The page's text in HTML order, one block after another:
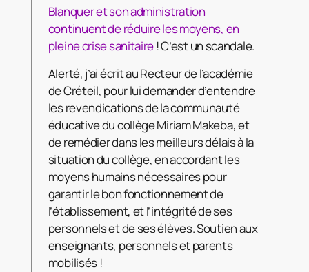
Blanquer et son administration
continuent de réduire les moyens, en
pleine crise sanitaire ! C’est un scandale.
Alerté, j’ai écrit au Recteur de l’académie
de Créteil, pour lui demander d’entendre
les revendications de la communauté
éducative du collège Miriam Makeba, et
de remédier dans les meilleurs délais à la
situation du collège, en accordant les
moyens humains nécessaires pour
garantir le bon fonctionnement de
l’établissement, et l’intégrité de ses
personnels et de ses élèves. Soutien aux
enseignants, personnels et parents
mobilisés !